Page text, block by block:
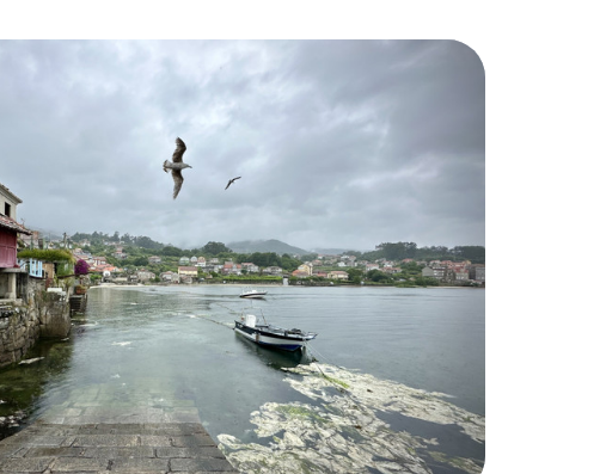
Real-Castilla la Mancha